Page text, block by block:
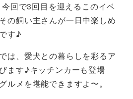
回で3回目を迎えるこのイベ
の飼い主さんが一日中楽しめ
す♪
は、愛犬との暮らしを彩るア
ます♪キッチンカーも登場
ルメを堪能できますよ〜。